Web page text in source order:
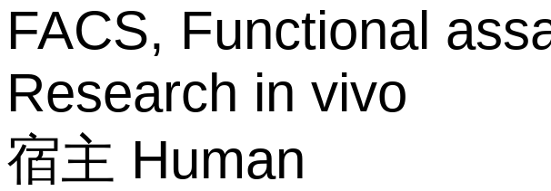
FACS, Functional
Research in vivo
宿主 Human